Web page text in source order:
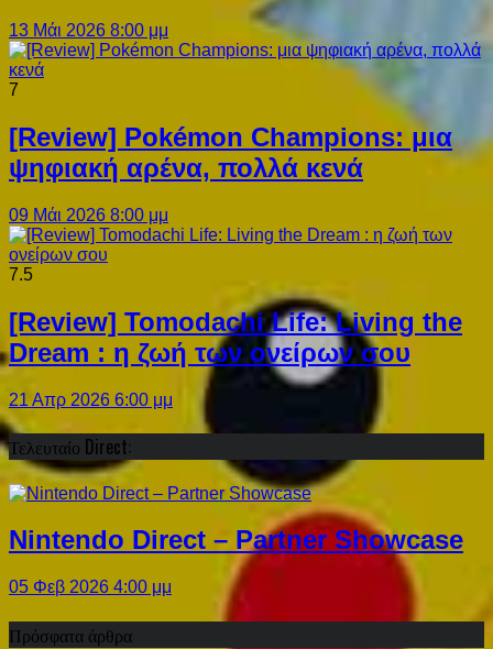
13 Μάι 2026 8:00 μμ
7
[Review] Pokémon Champions: μια
ψηφιακή αρένα, πολλά κενά
09 Μάι 2026 8:00 μμ
7.5
[Review] Tomodachi Life: Living the
Dream : η ζωή των ονείρων σου
21 Απρ 2026 6:00 μμ
Τελευταίο Direct:
Nintendo Direct – Partner Showcase
05 Φεβ 2026 4:00 μμ
Πρόσφατα άρθρα